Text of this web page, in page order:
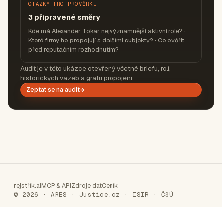
OTÁZKY PRO PROVĚRKU
3 připravené směry
Kde má Alexander Tokar nejvýznamnější aktivní role? ·
Které firmy ho propojují s dalšími subjekty? · Co ověřit
před reputačním rozhodnutím?
Audit je v této ukázce otevřený včetně briefu, rolí,
historických vazeb a grafu propojení.
Zeptat se na audit
rejstřík.aiMCP & APIZdroje datCeník
© 2026 · ARES · Justice.cz · ISIR · ČSÚ